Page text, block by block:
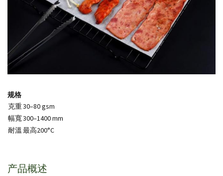
规格
克重30–80 gsm
幅寬300–1400 mm
耐溫最高200°C
产品概述